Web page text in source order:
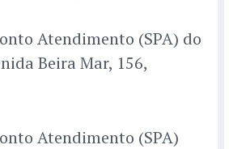
Atendimento (SPA) do
Beira Mar, 156,
Atendimento (SPA)